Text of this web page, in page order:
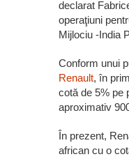
declarat
operaţiuni
Mijlociu -India
Conform unui
Renault, în
cotă de 5% pe
aproximativ
În prezent,
african cu o